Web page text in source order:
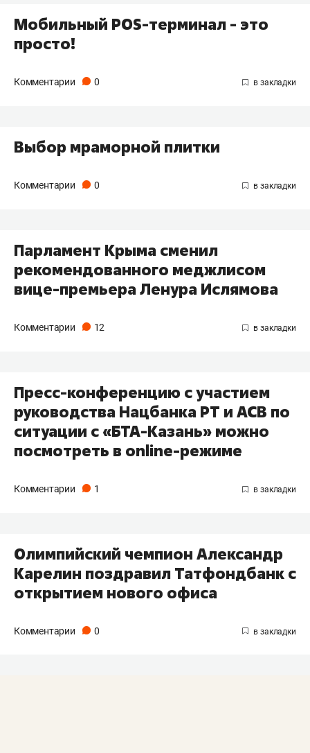
Мобильный POS-терминал - это
просто!
Комментарии 0
Выбор мраморной плитки
Комментарии 0
Парламент Крыма сменил
рекомендованного меджлисом
вице-премьера Ленура Ислямова
Комментарии 12
Пресс-конференцию с участием
руководства Нацбанка РТ и АСВ по
ситуации с «БТА-Казань» можно
посмотреть в online-режиме
Комментарии 1
Олимпийский чемпион Александр
Карелин поздравил Татфондбанк с
открытием нового офиса
Комментарии 0